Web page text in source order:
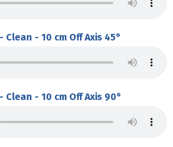
Clean - 10 cm Off Axis 45°
Clean - 10 cm Off Axis 90°